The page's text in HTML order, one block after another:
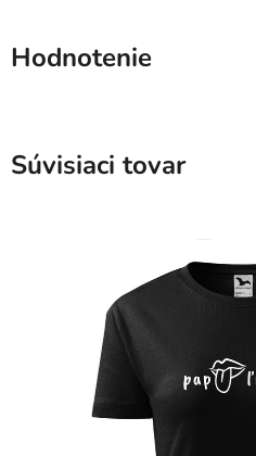
Hodnotenie
Súvisiaci tovar